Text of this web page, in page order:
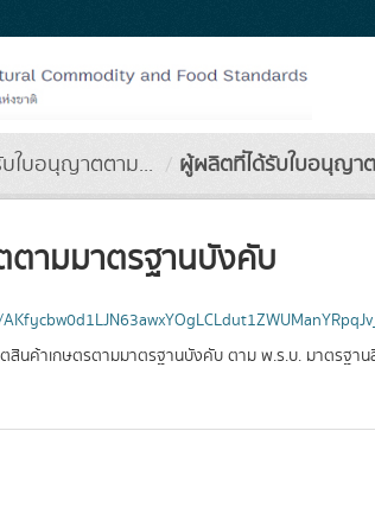
ใบอนุญาตตาม... ผู้ผลิตที่ได้รับใบอนุญา
ามมาตรฐานบังคับ
สินค้าเกษตรตามมาตรฐานบังคับ ตาม พ.ร.บ. มาตรฐาน